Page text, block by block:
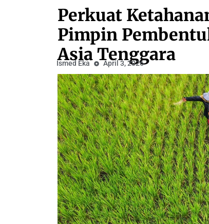
Perkuat
Pimpin
Asia Tenggara
Ismed Eka April 3, 2026